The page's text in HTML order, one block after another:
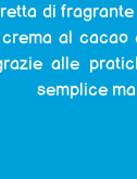
di
al
alle
semplice